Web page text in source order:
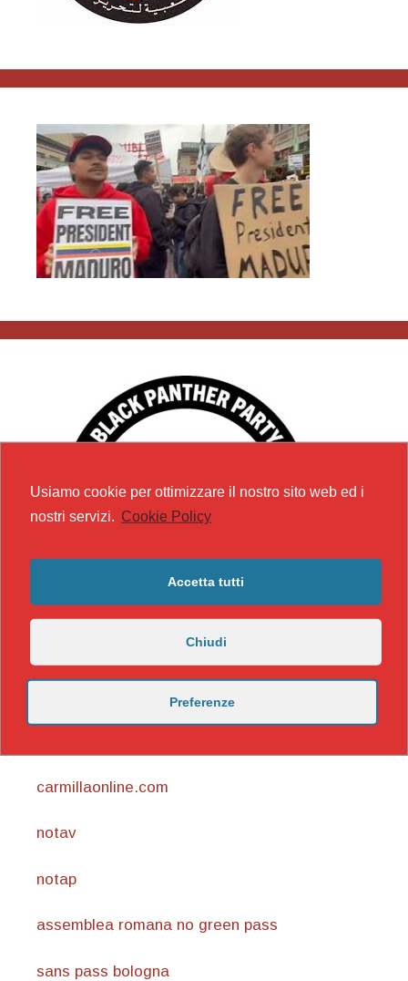
carmillaonline.com
notav
notap
assemblea romana no green pass
sans pass bologna
Usiamo cookie per ottimizzare il nostro sito web ed i
nostri servizi. Cookie Policy
Accetta tutti
Chiudi
Preferenze